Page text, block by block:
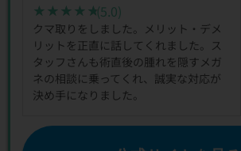
★★★★★
★★★★★(5.0)
クマ取りをしました。メリット・デメ
リットを正直に話してくれました。ス
タッフさんも術直後の腫れを隠すメガ
ネの相談に乗ってくれ、誠実な対応が
決め手になりました。